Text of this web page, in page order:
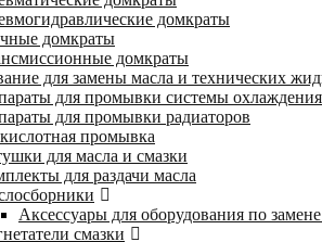
домкраты
домкраты
домкраты
для замены масла и технических
для промывки системы охлаждения
для промывки радиаторов
промывка
для масла и смазки
для раздачи масла
Аксессуары для оборудования по
смазки